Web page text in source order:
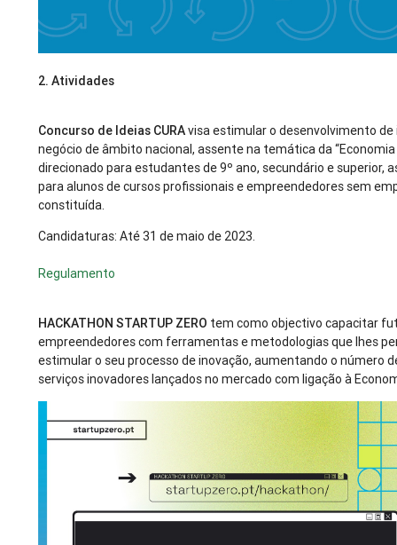
2. Atividades
Concurso de Ideias CURAvisa estimular o desenvolvimento de
negócio de âmbito nacional, assente na temática da “Economia
direcionado para estudantes de 9º ano, secundário e superior,
para alunos de cursos profissionais e empreendedores sem
constituída.
Candidaturas: Até 31 de maio de 2023.
Regulamento
HACKATHON STARTUP ZERO tem como objectivo capacitar
empreendedores com ferramentas e metodologias que lhes
estimular o seu processo de inovação, aumentando o número
serviços inovadores lançados no mercado com ligação à